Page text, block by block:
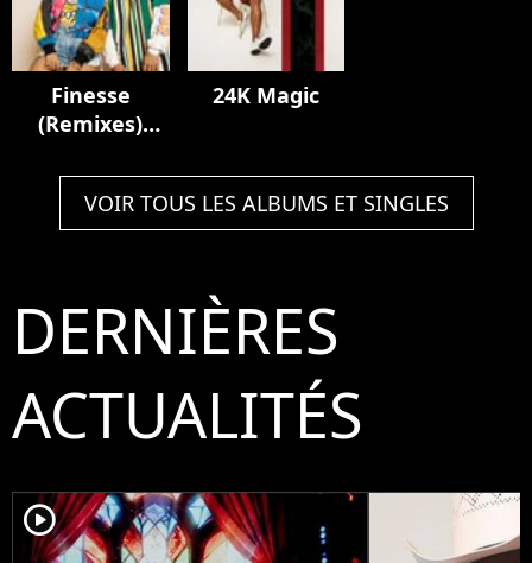
Finesse
(Remixes)
24K Magic
VOIR TOUS LES ALBUMS ET SINGLES
DERNIÈRES
ACTUALITÉS
player2